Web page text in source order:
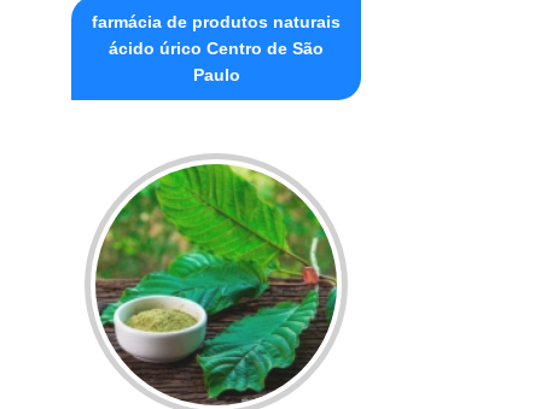
farmácia de produtos naturais
ácido úrico Centro de São
Paulo